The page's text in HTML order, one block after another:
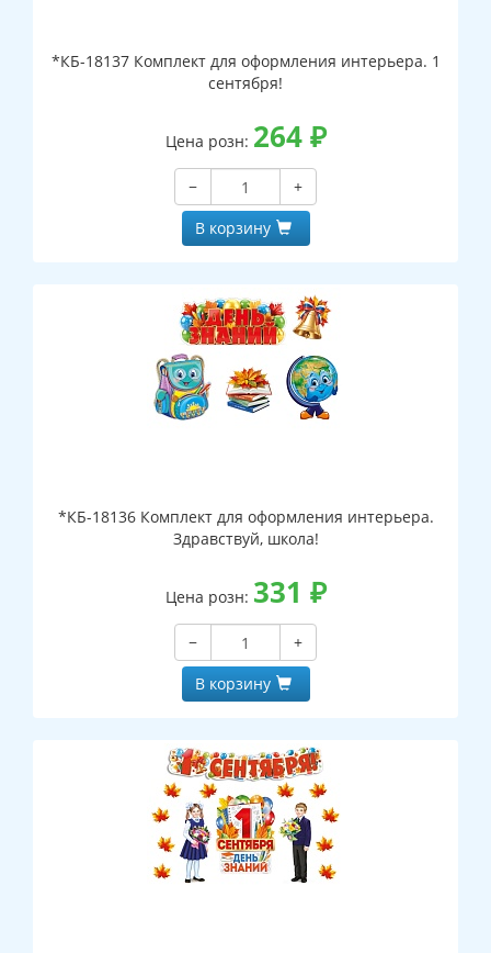
*КБ-18137 Комплект для оформления интерьера. 1
сентября!
Цена розн: 264₽
−
+
В корзину
*КБ-18136 Комплект для оформления интерьера.
Здравствуй, школа!
Цена розн: 331 ₽
−
+
В корзину